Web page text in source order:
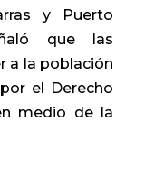
y Puerto
que las
a la población
el Derecho
medio de la